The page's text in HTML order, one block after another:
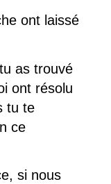
ont laissé
as trouvé
ont résolu
tu te
ce
si nous